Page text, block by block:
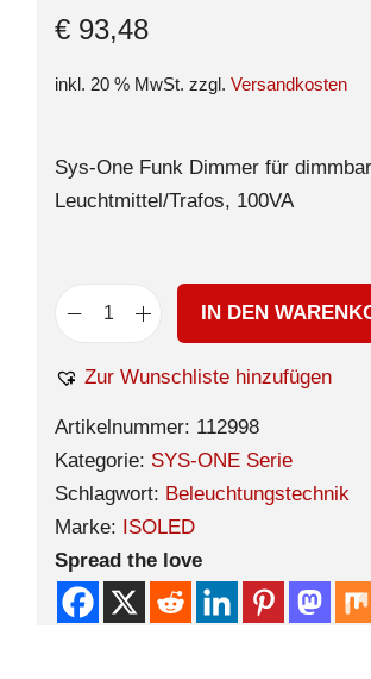
€ 93,48
inkl. 20 % MwSt. zzgl. Versandkosten
Sys-One Funk Dimmer für
Leuchtmittel/Trafos, 100VA
IN DEN
Zur Wunschliste hinzufügen
Artikelnummer: 112998
Kategorie: SYS-ONE Serie
Schlagwort: Beleuchtungstechnik
Marke: ISOLED
Spread the love